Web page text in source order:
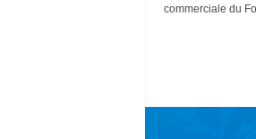
commerciale du